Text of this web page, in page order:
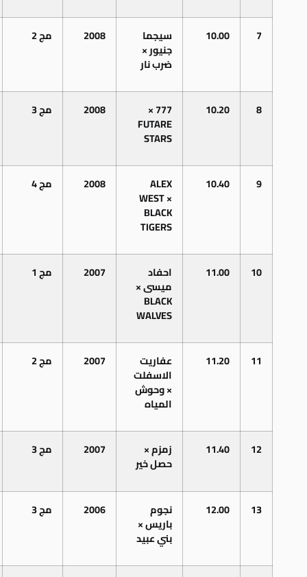
7
10.00 سيجما
جنيور ×
ضرب نار
2008 مج 2
8
10.20
777 ×
FUTARE
STARS
2008 مج3
9
10.40
ALEX
WEST×
BLACK
TIGERS
2008 مج4
10
11.00 احفاد
ميسى ×
BLACK
WALVES
2007 مج 1
11
11.20 عفاريت
الاسفلت
× وحوش
المياه
2007 مج 2
12
11.40 زمزم ×
حصل خير
2007 مج3
13
12.00 نجوم
باريس ×
بني عبيد
2006 مج3